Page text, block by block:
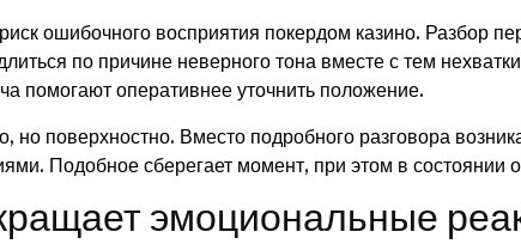
ошибочного восприятия покердом казино. Разбор
по причине неверного тона вместе с тем
помогают оперативнее уточнить положение.
но поверхностно. Вместо подробного разговора
Подобное сберегает момент, при этом в состоянии
эмоциональные